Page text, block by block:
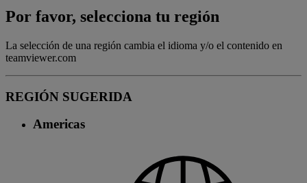
Por favor, selecciona tu región
La selección de una región cambia el idioma y/o el contenido en
teamviewer.com
REGIÓN SUGERIDA
Americas